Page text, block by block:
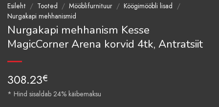
Esileht / Tooted / Mööblifurnituur / Köögimööbli lisad /
Nurgakapi mehhanismid
Nurgakapi mehhanism Kesse
MagicCorner Arena korvid 4tk, Antratsiit
308.23€
* Hind sisaldab 24% käibemaksu